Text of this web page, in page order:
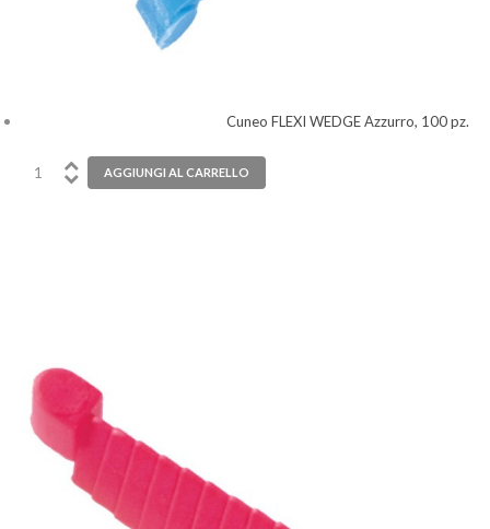
Cuneo FLEXI WEDGE Azzurro, 100 pz.